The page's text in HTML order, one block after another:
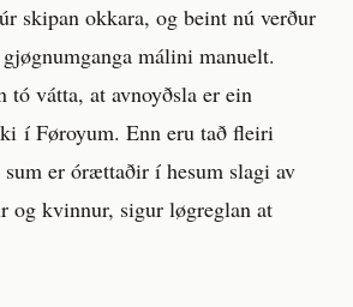
skipan okkara, og beint nú verður
málini manuelt.
tó vátta, at avnoyðsla er ein
í Føroyum. Enn eru tað fleiri
er órættaðir í hesum slagi av
og kvinnur, sigur løgreglan at